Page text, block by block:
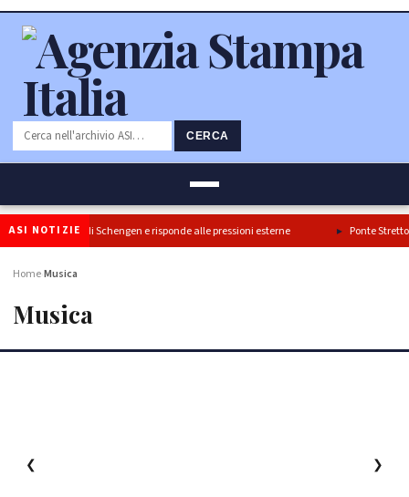
CERCA
ASI NOTIZIE
il blocco di Schengen e risponde alle pressioni esterne Ponte Stretto:
HomeMusica
Musica
❮ ❯